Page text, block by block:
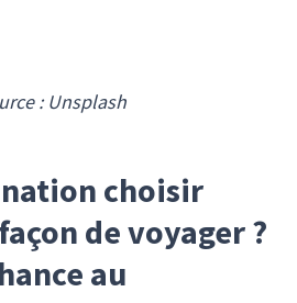
: Unsplash
choisir
de voyager ?
au